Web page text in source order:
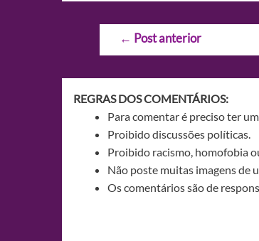
Navegação
← Post anterior
REGRAS DOS COMENTÁRIOS:
Para comentar é preciso ter
Proibido discussões políticas.
Proibido racismo, homofobia
Não poste muitas imagens de
Os comentários são de